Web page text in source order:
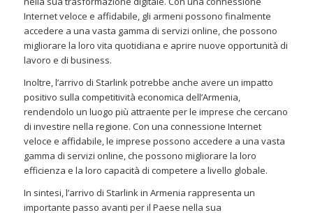
Internet veloce e affidabile, gli armeni possono finalmente
accedere a una vasta gamma di servizi online, che possono
migliorare la loro vita quotidiana e aprire nuove opportunità di
lavoro e di business.
Inoltre, l’arrivo di Starlink potrebbe anche avere un impatto
positivo sulla competitività economica dell’Armenia,
rendendolo un luogo più attraente per le imprese che cercano
di investire nella regione. Con una connessione Internet
veloce e affidabile, le imprese possono accedere a una vasta
gamma di servizi online, che possono migliorare la loro
efficienza e la loro capacità di competere a livello globale.
In sintesi, l’arrivo di Starlink in Armenia rappresenta un
importante passo avanti per il Paese nella sua